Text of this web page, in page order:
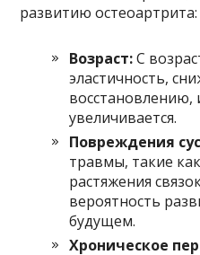
развитию остеоартрита:
Возраст:С
эластичность,
восстановлению,
увеличивается.
Повреждения
травмы, такие
растяжения
вероятность
будущем.
Хроническое